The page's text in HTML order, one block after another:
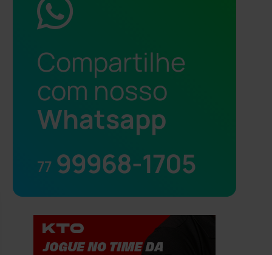
Compartilhe
com nosso
Whatsapp
77 99968-1705